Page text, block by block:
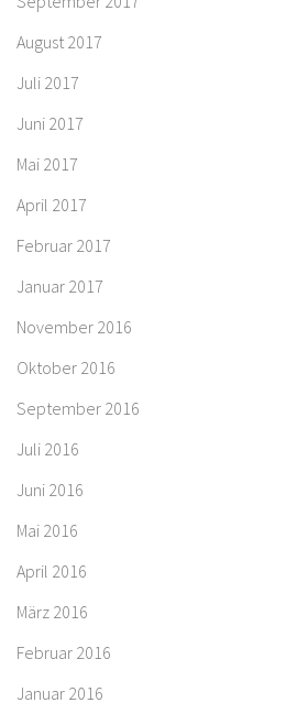
August 2017
Juli 2017
Juni 2017
Mai 2017
April 2017
Februar 2017
Januar 2017
November 2016
Oktober 2016
September 2016
Juli 2016
Juni 2016
Mai 2016
April 2016
März 2016
Februar 2016
Januar 2016